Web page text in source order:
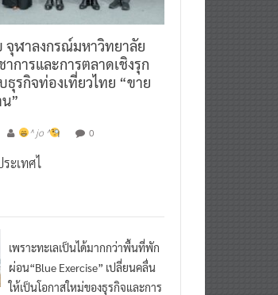
ฬาลงกรณ์มหาวิทยาลัย
การและการตลาดเชิงรุก
รกิจท่องเที่ยวไทย “ขาย
”
^ jo ^ 0
ะเทศไ
เพราะทะเลเป็นได้มากกว่าพื้นที่พัก
ผ่อน“Blue Exercise” เปลี่ยนคลื่น
ให้เป็นโอกาสใหม่ของธุรกิจและการ